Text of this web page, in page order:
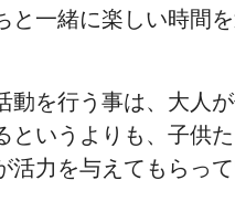
と一緒に楽しい時間
動を行う事は、大人
というよりも、子供
活力を与えてもらっ